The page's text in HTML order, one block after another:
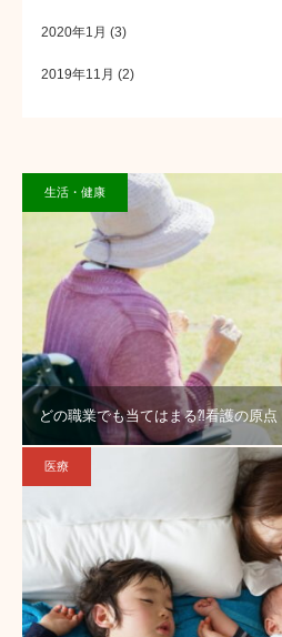
2020年1月 (3)
2019年11月 (2)
生活・健康
どの職業でも当てはまる⁈看護の原点
医療